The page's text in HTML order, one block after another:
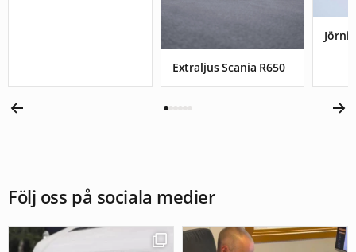
Extraljus Scania R650
Följ oss på sociala medier